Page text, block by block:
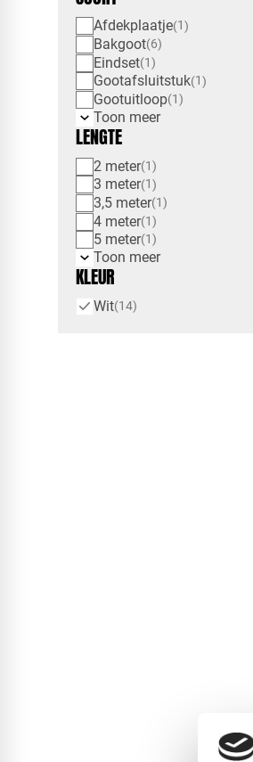
Afdekplaatje 1
Bakgoot 6
Eindset 1
Gootafsluitstuk 1
Gootuitloop 1
Toon meer
LENGTE
2 meter 1
3 meter 1
3,5 meter 1
4 meter 1
5 meter 1
Toon meer
KLEUR
Wit 14